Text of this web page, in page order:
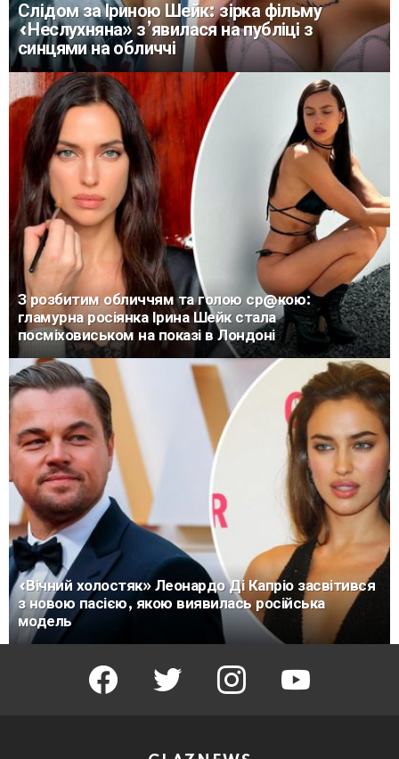
Слідом за Іриною Шейк: зірка фільму
«Неслухняна» з’явилася на публіці з
синцями на обличчі
З розбитим обличчям та голою ср@кою:
гламурна росіянка Ірина Шейк стала
посміховиськом на показі в Лондоні
«Вічний холостяк» Леонардо Ді Капріо засвітився
з новою пасією, якою виявилась російська
модель
facebook twitter instagram youtube